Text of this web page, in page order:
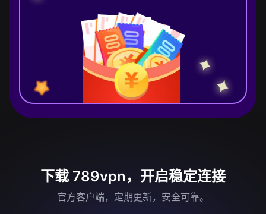
下载 789vpn，开启稳定连接
官方客户端，定期更新，安全可靠。